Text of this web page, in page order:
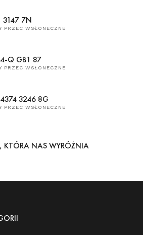
3147 7N
PRZECIWSŁONECZNE
Q GB1 87
PRZECIWSŁONECZNE
3246 8G
PRZECIWSŁONECZNE
KTÓRA NAS WYRÓŻNIA